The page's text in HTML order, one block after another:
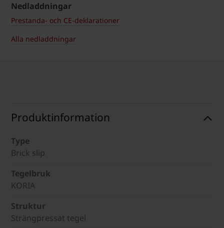
Nedladdningar
Prestanda- och CE-deklarationer
Alla nedladdningar
Produktinformation
Type
Brick slip
Tegelbruk
KORIA
Struktur
Strängpressat tegel